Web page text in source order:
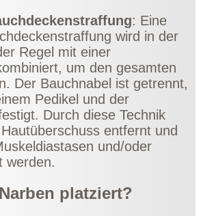
: Eine
wird in der
Regel mit einer
um den gesamten
Der Bauchnabel ist getrennt,
Pedikel und der
Durch diese Technik
entfernt und
und/oder
werden.
platziert?